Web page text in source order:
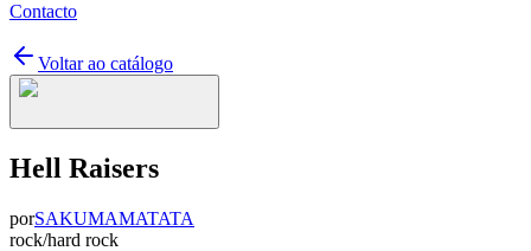
Contacto
Voltar ao catálogo
Hell Raisers
porSAKUMAMATATA
rock/hard rock